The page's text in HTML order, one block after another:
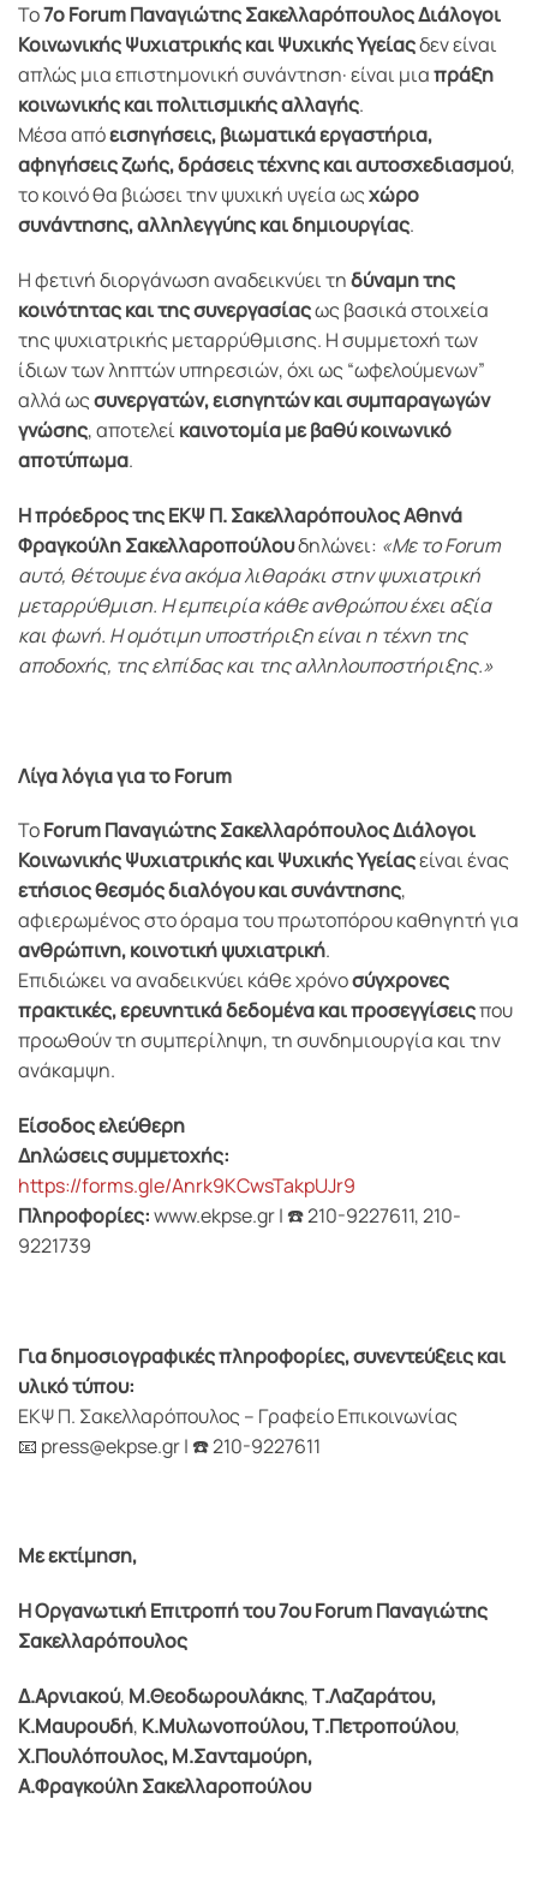
Το7ο Forum Παναγιώτης Σακελλαρόπουλος Διάλογοι
Κοινωνικής Ψυχιατρικής και Ψυχικής Υγείαςδεν είναι
απλώς μια επιστημονική συνάντηση· είναι μιαπράξη
κοινωνικής και πολιτισμικής αλλαγής.
Μέσα απόεισηγήσεις, βιωματικά εργαστήρια,
αφηγήσεις ζωής, δράσεις τέχνης και αυτοσχεδιασμού,
το κοινό θα βιώσει την ψυχική υγεία ωςχώρο
συνάντησης, αλληλεγγύης και δημιουργίας.
Η φετινή διοργάνωση αναδεικνύει τηδύναμη της
κοινότητας και της συνεργασίαςως βασικά στοιχεία
της ψυχιατρικής μεταρρύθμισης. Η συμμετοχή των
ίδιων των ληπτών υπηρεσιών, όχι ως “ωφελούμενων”
αλλά ωςσυνεργατών, εισηγητών και συμπαραγωγών
γνώσης, αποτελεί καινοτομία με βαθύ κοινωνικό
αποτύπωμα.
Η πρόεδρος της ΕΚΨ Π. Σακελλαρόπουλος Αθηνά
Φραγκούλη Σακελλαροπούλουδηλώνει: «Με το Forum
αυτό, θέτουμε ένα ακόμα λιθαράκι στην ψυχιατρική
μεταρρύθμιση. Ηεμπειρία κάθε ανθρώπου έχει αξία
και φωνή. Η ομότιμη υποστήριξη είναι η τέχνη της
αποδοχής, της ελπίδας και της αλληλουποστήριξης.»
Λίγα λόγια για το Forum
ΤοForum Παναγιώτης Σακελλαρόπουλος Διάλογοι
Κοινωνικής Ψυχιατρικής και Ψυχικής Υγείαςείναι ένας
ετήσιος θεσμός διαλόγου και συνάντησης,
αφιερωμένος στο όραμα του πρωτοπόρου καθηγητή για
ανθρώπινη, κοινοτική ψυχιατρική.
Επιδιώκει να αναδεικνύει κάθε χρόνοσύγχρονες
πρακτικές, ερευνητικά δεδομένα και προσεγγίσειςπου
προωθούν τη συμπερίληψη, τη συνδημιουργία και την
ανάκαμψη.
Είσοδος ελεύθερη
Δηλώσεις συμμετοχής:
https://forms.gle/Anrk9KCwsTakpUJr9
Πληροφορίες:www.ekpse.gr | ☎️ 210-9227611, 210-
9221739
Για δημοσιογραφικές πληροφορίες, συνεντεύξεις και
υλικό τύπου:
ΕΚΨ Π. Σακελλαρόπουλος – Γραφείο Επικοινωνίας
📧 press@ekpse.gr | ☎️ 210-9227611
Με εκτίμηση,
Η Οργανωτική Επιτροπή του 7ου Forum Παναγιώτης
Σακελλαρόπουλος
Δ.Αρνιακού, Μ.Θεοδωρουλάκης,Τ.Λαζαράτου,
Κ.Μαυρουδή, Κ.Μυλωνοπούλου,Τ.Πετροπούλου,
Χ.Πουλόπουλος,Μ.Σανταμούρη,
Α.Φραγκούλη Σακελλαροπούλου